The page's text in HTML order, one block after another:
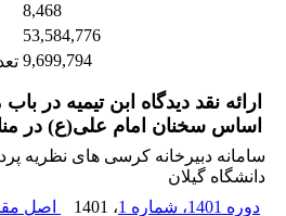
8,468
53,584,776
9,699,794
ارائه نقد دیدگاه ابن تیمیه در
اساس سخنان امام علی(ع) در
سامانه دبیرخانه کرسی های نظریه
دانشگاه گیلان
دوره 1401، شماره 1
، 1401 اصل